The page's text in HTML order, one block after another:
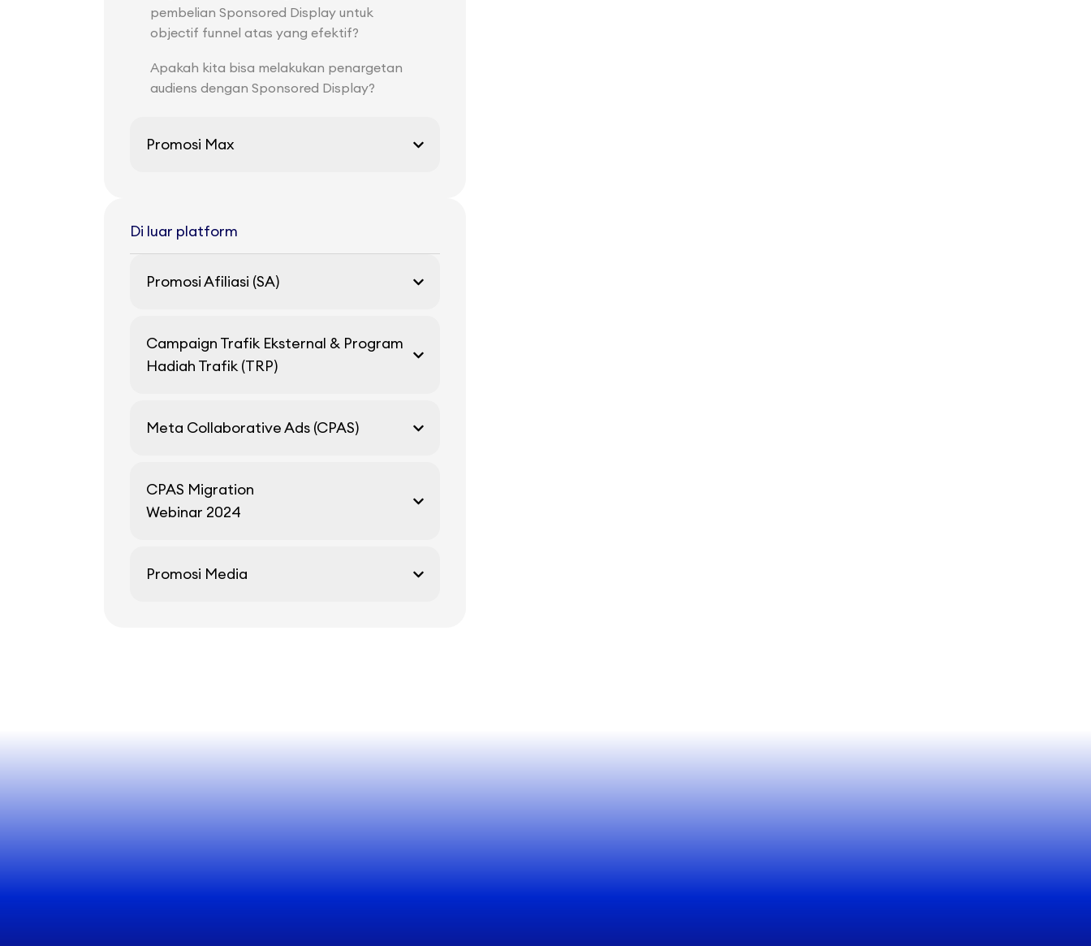
pembelian Sponsored Display untuk
objectif funnel atas yang efektif?
Apakah kita bisa melakukan penargetan
audiens dengan Sponsored Display?
Promosi Max
Di luar platform
Promosi Afiliasi (SA)
Campaign Trafik Eksternal & Program
Hadiah Trafik (TRP)
Meta Collaborative Ads (CPAS)
CPAS Migration
Webinar 2024
Promosi Media